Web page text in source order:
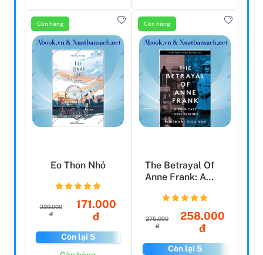
Còn hàng
Eo Thon Nhỏ
239.000
đ
171.000
đ
Còn lại 5
Còn hàng
The Betrayal Of
Anne Frank: A
Investigat...
275.000
đ
258.000
đ
Còn lại 5